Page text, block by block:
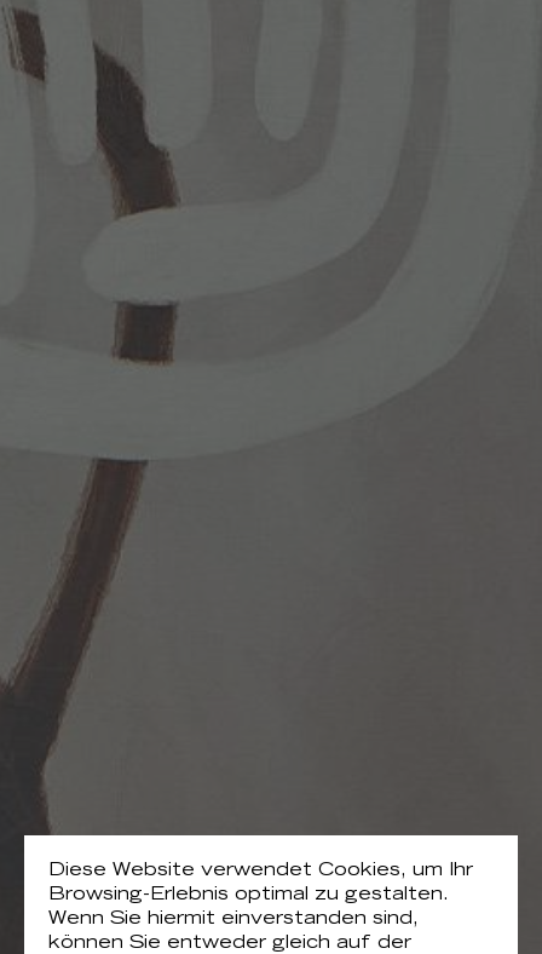
Diese Website verwendet Cookies, um Ihr
Browsing-Erlebnis optimal zu gestalten.
Wenn Sie hiermit einverstanden sind,
können Sie entweder gleich auf der